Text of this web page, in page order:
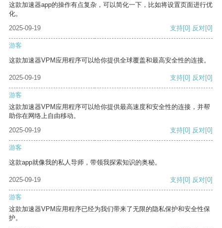
这款加速器app的操作有点复杂，可以简化一下，比如将设置页面进行优
化。
2025-09-19
支持[0] 反对[0]
游客
这款加速器VPM应用程序可以给你提供全球覆盖和最高安全性的连接。
2025-09-19 支持[0] 反对[0]
游客
这款加速器VPM应用程序可以给你提供最高速度和安全性的连接，并帮
助你在网络上自由移动。
2025-09-19
支持[0] 反对[0]
游客
这款app就像我的私人导师，带领我探索知识的奥秘。
2025-09-19 支持[0] 反对[0]
游客
这款加速器VPM应用程序已经为我们带来了无限的隐私保护和安全性保
护。